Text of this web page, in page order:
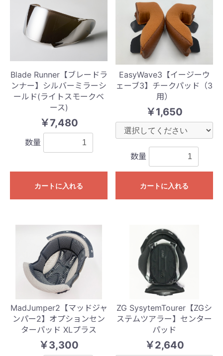
Blade Runner【ブレードラ
ンナー】シルバーミラーシ
ールド(ライトスモークベ
ース)
￥7,480
数量
カートに入れる
EasyWave3【イージーウ
ェーブ3】チークパッド（3
用）
￥1,650
数量
カートに入れる
MadJumper2【マッドジャ
ンパー2】オプションセン
ターパッド XLプラス
￥3,300
ZG SysytemTourer【ZGシ
ステムツアラー】センター
パッド
￥2,640